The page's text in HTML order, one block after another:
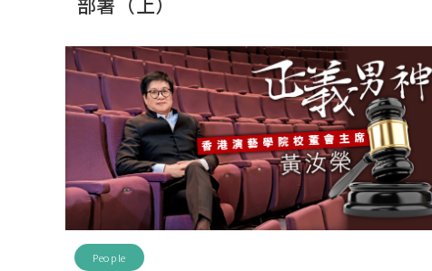
People